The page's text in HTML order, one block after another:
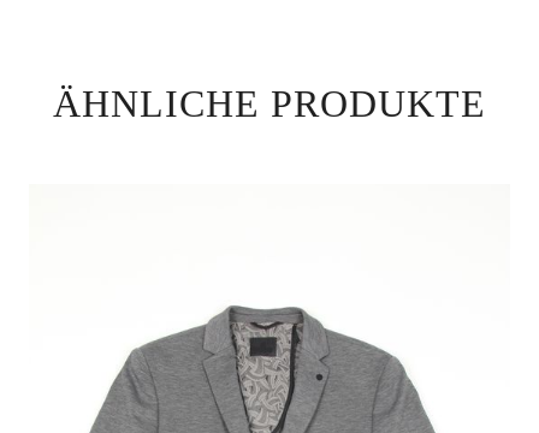
ÄHNLICHE PRODUKTE